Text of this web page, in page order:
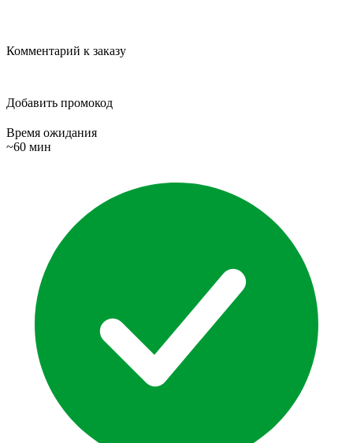
Комментарий к заказу
Добавить промокод
Время ожидания
~60 мин